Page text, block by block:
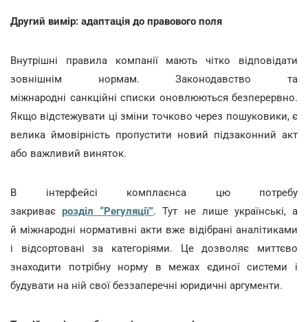
Другий вимір: адаптація до правового поля
Внутрішні правила компанії мають чітко відповідати
зовнішнім нормам. Законодавство та
міжнародні санкційні списки оновлюються безперервно.
Якщо відстежувати ці зміни точково через пошуковики, є
велика ймовірність пропустити новий підзаконний акт
або важливий виняток.
В інтерфейсі комплаєнса цю потребу
закриваєрозділ “Регуляції”. Тут не лише українські, а
й міжнародні нормативні акти вже відібрані аналітиками
і відсортовані за категоріями. Це дозволяє миттєво
знаходити потрібну норму в межах єдиної системи і
будувати на ній свої беззаперечні юридичні аргументи.